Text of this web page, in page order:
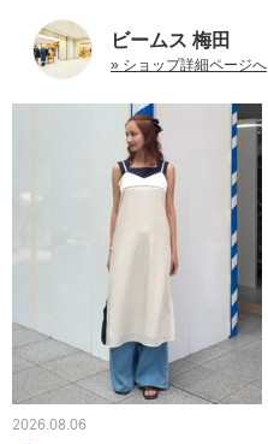
ビームス 梅田
» ショップ詳細ページへ
2026.08.06